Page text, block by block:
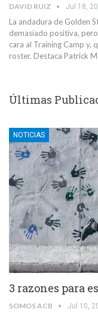
DAVID RUIZ Jul 18,
La andadura de Golden
demasiado positiva,
cara al Training Camp y,
roster. Destaca Patrick
Últimas
NOTICIAS
3 razones para
SOMOS ACB Jul 10,